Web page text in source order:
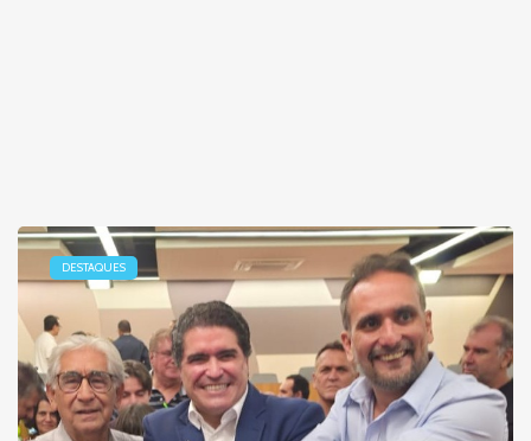
DESTAQUES